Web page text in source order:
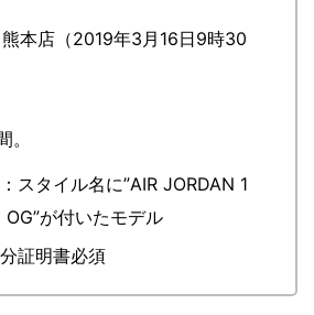
本店（2019年3月16日9時30
スタイル名に”AIR JORDAN 1
OG”が付いたモデル
証明書必須